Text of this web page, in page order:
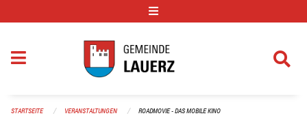
STARTSEITE VERANSTALTUNGEN ROADMOVIE - DAS MOBILE KINO